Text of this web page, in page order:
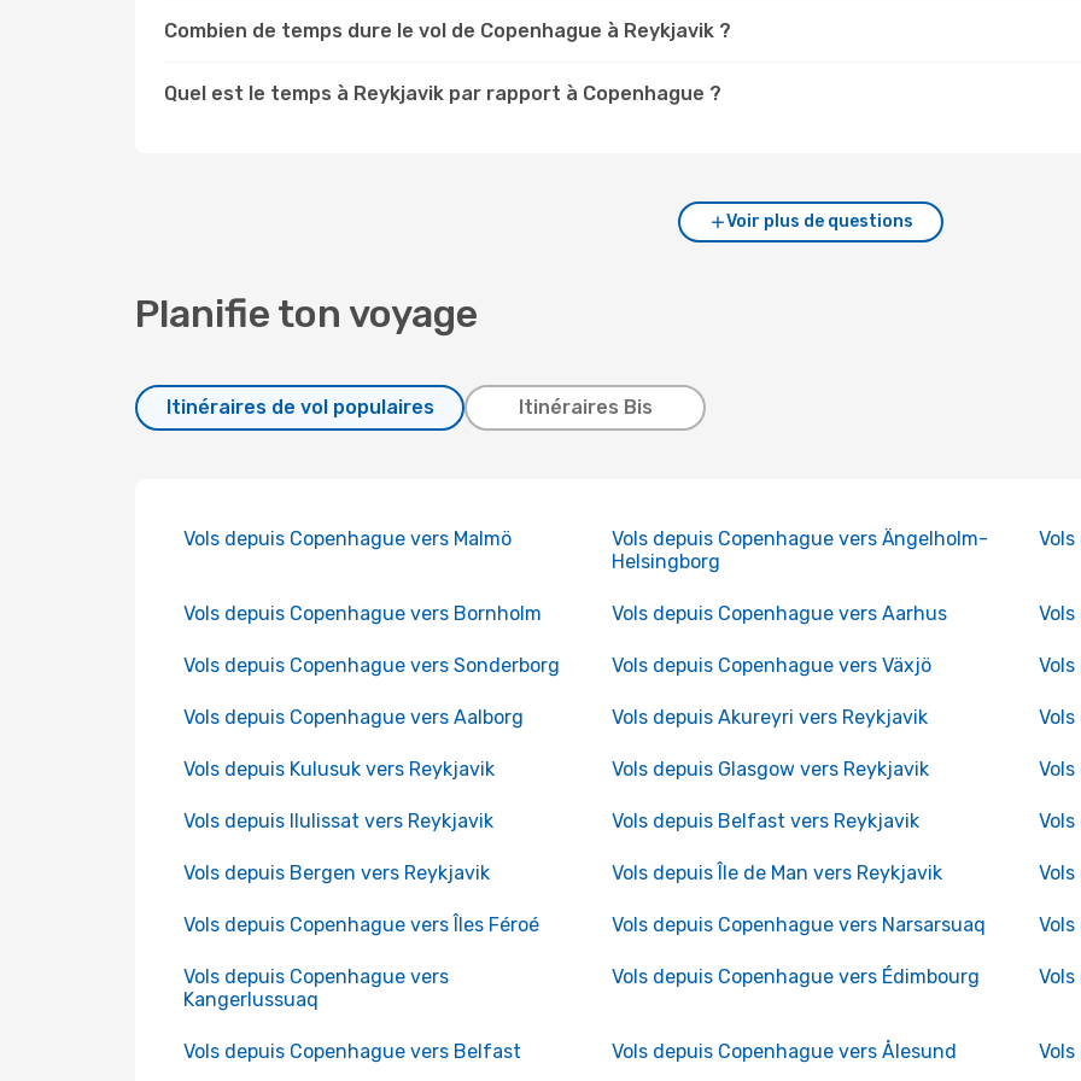
Combien de temps dure le vol de Copenhague à Reykjavik ?
Quel est le temps à Reykjavik par rapport à Copenhague ?
Voir plus de questions
Planifie ton voyage
Itinéraires de vol populaires Itinéraires Bis
Vols depuis Copenhague vers Malmö
Vols depuis Copenhague vers Ängelholm-
Helsingborg
Vols depuis Copenhague vers Bornholm Vols depuis Copenhague vers Aarhus
Vols depuis Copenhague vers Sonderborg Vols depuis Copenhague vers Växjö
Vols depuis Copenhague vers Aalborg Vols depuis Akureyri vers Reykjavik
Vols depuis Kulusuk vers Reykjavik Vols depuis Glasgow vers Reykjavik
Vols depuis Ilulissat vers Reykjavik Vols depuis Belfast vers Reykjavik
Vols depuis Bergen vers Reykjavik Vols depuis Île de Man vers Reykjavik
Vols depuis Copenhague vers Îles Féroé Vols depuis Copenhague vers Narsarsuaq
Vols depuis Copenhague vers
Kangerlussuaq
Vols depuis Copenhague vers Édimbourg
Vols depuis Copenhague vers Belfast Vols depuis Copenhague vers Ålesund